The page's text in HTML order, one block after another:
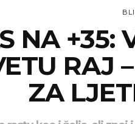
NA +35:
RAJ
ZA